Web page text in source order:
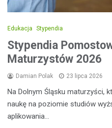
Edukacja Stypendia
Stypendia
Maturzystów 2026
Damian Polak 23 lipca 2026
Na Dolnym Śląsku maturzyści,
naukę na poziomie studiów
aplikowania…